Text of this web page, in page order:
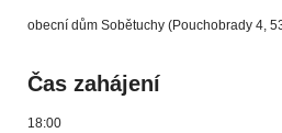
obecní dům Sobětuchy (Pouchobrady 4,
Čas zahájení
18:00